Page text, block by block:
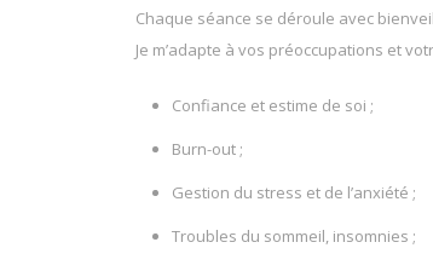
Chaque séance se déroule avec
Je m’adapte à vos préoccupations et
Confiance et estime de soi ;
Burn-out ;
Gestion du stress et de l’anxiété ;
Troubles du sommeil, insomnies ;